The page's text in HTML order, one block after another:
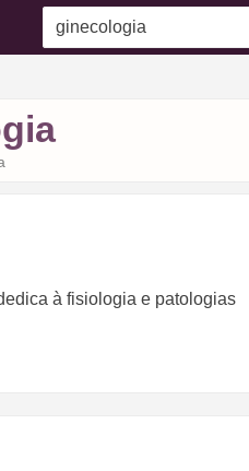
à fisiologia e patologias